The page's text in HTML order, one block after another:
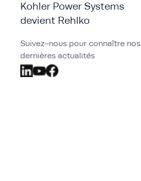
Kohler Power Systems
devient Rehlko
Suivez-nous pour connaître nos
dernières actualités